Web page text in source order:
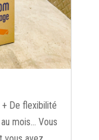
De flexibilité
mois… Vous